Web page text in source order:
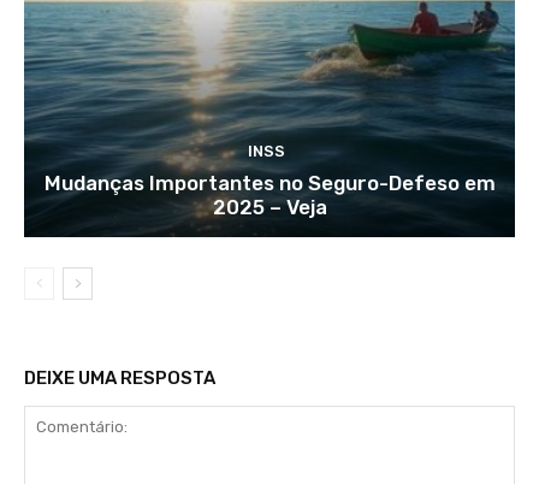
INSS
Mudanças Importantes no Seguro-Defeso em
2025 – Veja
DEIXE UMA RESPOSTA